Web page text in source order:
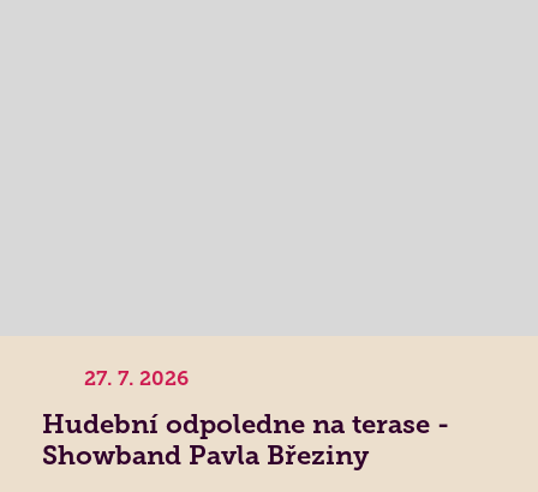
27. 7. 2026
Hudební odpoledne na terase -
Showband Pavla Březiny